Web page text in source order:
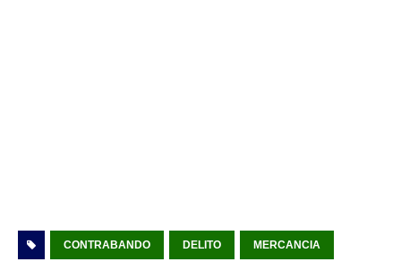
CONTRABANDO DELITO MERCANCIA